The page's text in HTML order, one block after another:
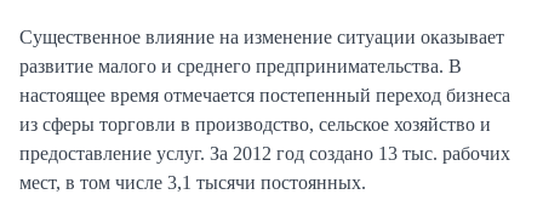
Существенное влияние на изменение ситуации оказывает
развитие малого и среднего предпринимательства. В
настоящее время отмечается постепенный переход бизнеса
из сферы торговли в производство, сельское хозяйство и
предоставление услуг. За 2012 год создано 13 тыс. рабочих
мест, в том числе 3,1 тысячи постоянных.